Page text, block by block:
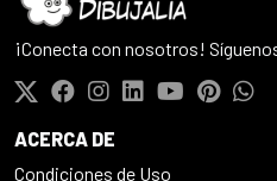
¡Conecta con nosotros!
ACERCA DE
Condiciones de Uso